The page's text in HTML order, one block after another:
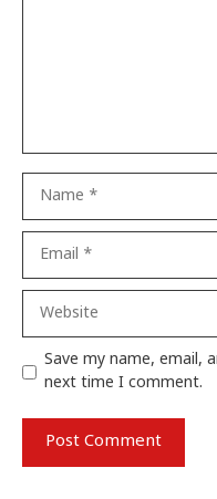
Website
Save my name, email,
next time I comment.